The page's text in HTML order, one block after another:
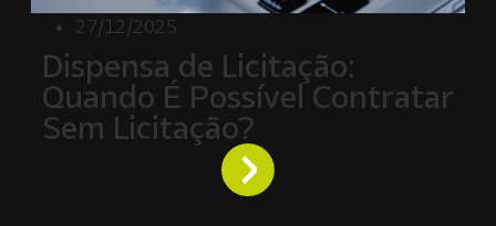
27/12/2025
Dispensa de Licitação:
Quando É Possível Contratar
Sem Licitação?